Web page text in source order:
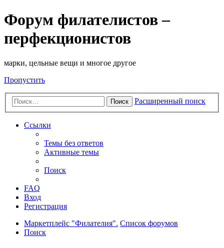
Форум филателистов –
перфекционистов
марки, цельные вещи и многое другое
Пропустить
Поиск Расширенный поиск
Ссылки
Темы без ответов
Активные темы
Поиск
FAQ
Вход
Регистрация
Маркетплейс "Филателия". Список форумов
Поиск